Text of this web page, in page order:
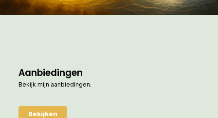
Aanbiedingen
Bekijk mijn aanbiedingen.
Bekijken